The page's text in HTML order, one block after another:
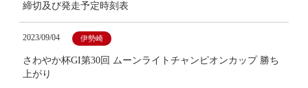
締切及び発走予定時刻表
2023/09/04 伊勢崎
さわやか杯GI第30回 ムーンライトチャンピオンカップ 勝ち
上がり